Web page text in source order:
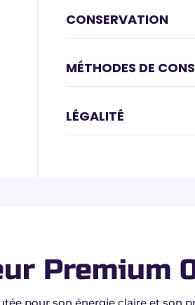
CONSERVATION
MÉTHODES DE
LÉGALITÉ
Premium